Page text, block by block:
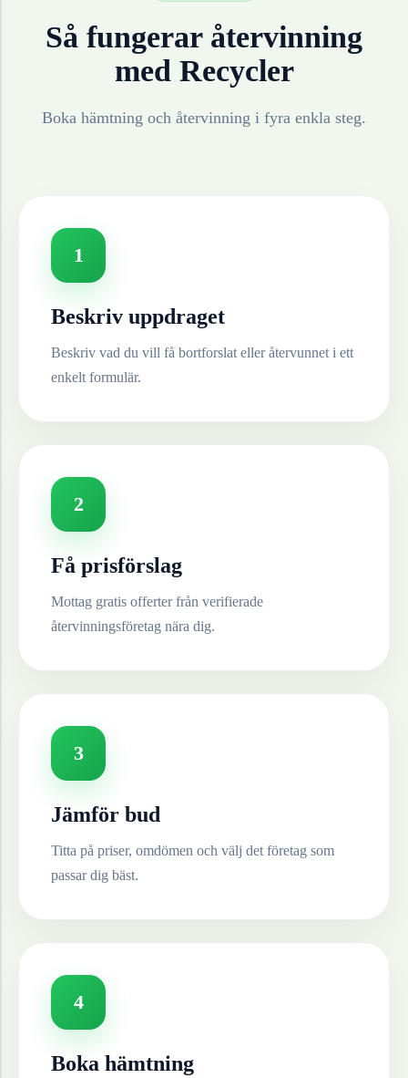
Så fungerar återvinning
med Recycler
Boka hämtning och återvinning i fyra enkla steg.
1
Beskriv uppdraget
Beskriv vad du vill få bortforslat eller återvunnet i ett
enkelt formulär.
2
Få prisförslag
Mottag gratis offerter från verifierade
återvinningsföretag nära dig.
3
Jämför bud
Titta på priser, omdömen och välj det företag som
passar dig bäst.
4
Boka hämtning